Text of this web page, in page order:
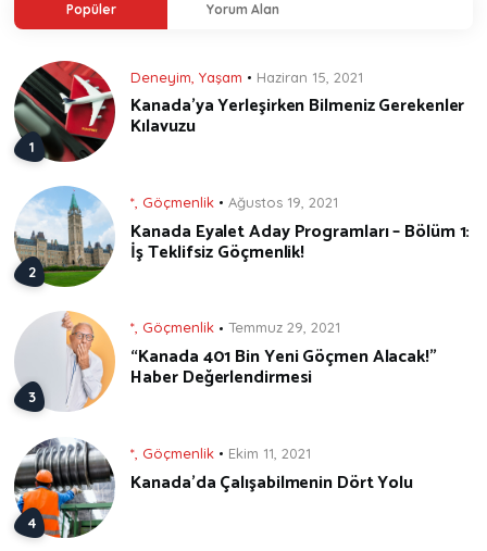
Popüler Yorum Alan
Deneyim ,Yaşam Haziran 15, 2021
Kanada’ya Yerleşirken Bilmeniz Gerekenler
Kılavuzu
* Göçmenlik Ağustos 19, 2021
Kanada Eyalet Aday Programları – Bölüm 1:
İş Teklifsiz Göçmenlik!
*, Göçmenlik Temmuz 29, 2021
“Kanada 401 Bin Yeni Göçmen Alacak!”
Haber Değerlendirmesi
* Göçmenlik Ekim 11, 2021
Kanada’da Çalışabilmenin Dört Yolu